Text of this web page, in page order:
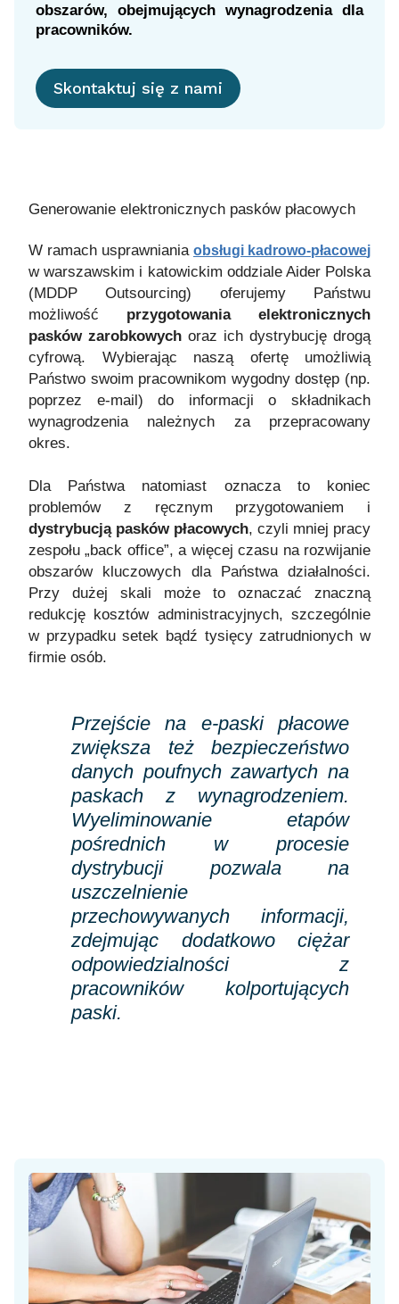
obszarów, obejmujących wynagrodzenia dla
pracowników.
Skontaktuj się z nami
Generowanie elektronicznych pasków płacowych
W ramach usprawniania obsługi kadrowo-płacowej
w warszawskim i katowickim oddziale Aider Polska
(MDDP Outsourcing) oferujemy Państwu
możliwość
przygotowania elektronicznych
pasków zarobkowych oraz ich dystrybucję drogą
cyfrową. Wybierając naszą ofertę umożliwią
Państwo swoim pracownikom wygodny dostęp (np.
poprzez e-mail) do informacji o składnikach
wynagrodzenia należnych za przepracowany
okres.
Dla Państwa natomiast oznacza to koniec
problemów z ręcznym przygotowaniem i
dystrybucją pasków płacowych, czyli mniej pracy
zespołu „back office”, a więcej czasu na rozwijanie
obszarów kluczowych dla Państwa działalności.
Przy dużej skali może to oznaczać znaczną
redukcję kosztów administracyjnych, szczególnie
w przypadku setek bądź tysięcy zatrudnionych w
firmie osób.
Przejście na e-paski płacowe
zwiększa też bezpieczeństwo
danych poufnych zawartych na
paskach z wynagrodzeniem.
Wyeliminowanie etapów
pośrednich w procesie
dystrybucji pozwala na
uszczelnienie
przechowywanych informacji,
zdejmując dodatkowo ciężar
odpowiedzialności z
pracowników kolportujących
paski.